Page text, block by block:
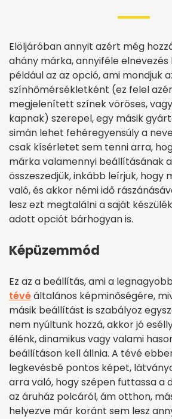
Elöljáróban annyit azért még
ahány márka, annyiféle
például az az opció, ami mondjuk
színhőmérsékletként (ez felel
megjelenített színek vöröses,
kapnak) szerepel, egy másik
simán lehet fehéregyensúly a
csak kísérletet sem tenni arra,
márka valamennyi beállításának
összeszedjük, inkább leírjuk, hogy
való, és akkor némi idő
lesz ezt megtalálni a saját
adott opciót bárhogyan is.
Képüzemmód
Ez az a beállítás, ami a
tévéáltalános képminőségére,
másik beállítást is szabályoz
nem nyúltunk hozzá, akkor jó
élénk, dinamikus vagy valami
beállításon kell állnia. A tévé
legkevésbé pontos képet,
arra való, hogy szépen futtassa a
az áruház polcáról, ám otthon,
helyezve már koránt sem lesz